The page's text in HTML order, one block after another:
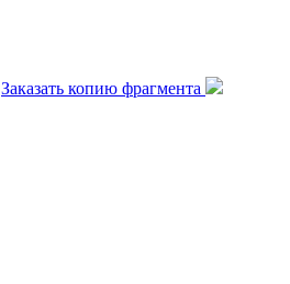
Заказать копию фрагмента